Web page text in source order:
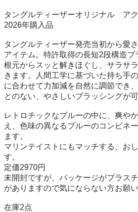
タングルティーザーオリジナル　ア
2026年購入品
タングルティーザー発売当初から愛
アイテム。特許取得の長短2段構造ブ
根元からスッと解きほぐし、サラサ
きます。人間工学に基づいた持ち手
に合わせて力加減を自然に調節でき
とのない、やさしいブラッシングが可
レトロチックなブルーの中に、爽や
え、色味の異なるブルーのコンビネ
ます。
マリンテイストにもマッチする、お
す。
定価2970円
未開封ですが、パッケージがプラス
がありますので気にならない方お願い
在庫2点